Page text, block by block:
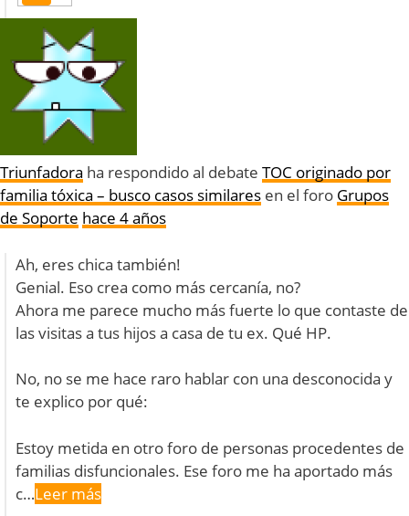
Triunfadora ha respondido al debate TOC originado por
familia tóxica – busco casos similares en el foro Grupos
de Soporte hace 4 años
Ah, eres chica también!
Genial. Eso crea como más cercanía, no?
Ahora me parece mucho más fuerte lo que contaste de
las visitas a tus hijos a casa de tu ex. Qué HP.
No, no se me hace raro hablar con una desconocida y
te explico por qué:
Estoy metida en otro foro de personas procedentes de
familias disfuncionales. Ese foro me ha aportado más
c…Leer más